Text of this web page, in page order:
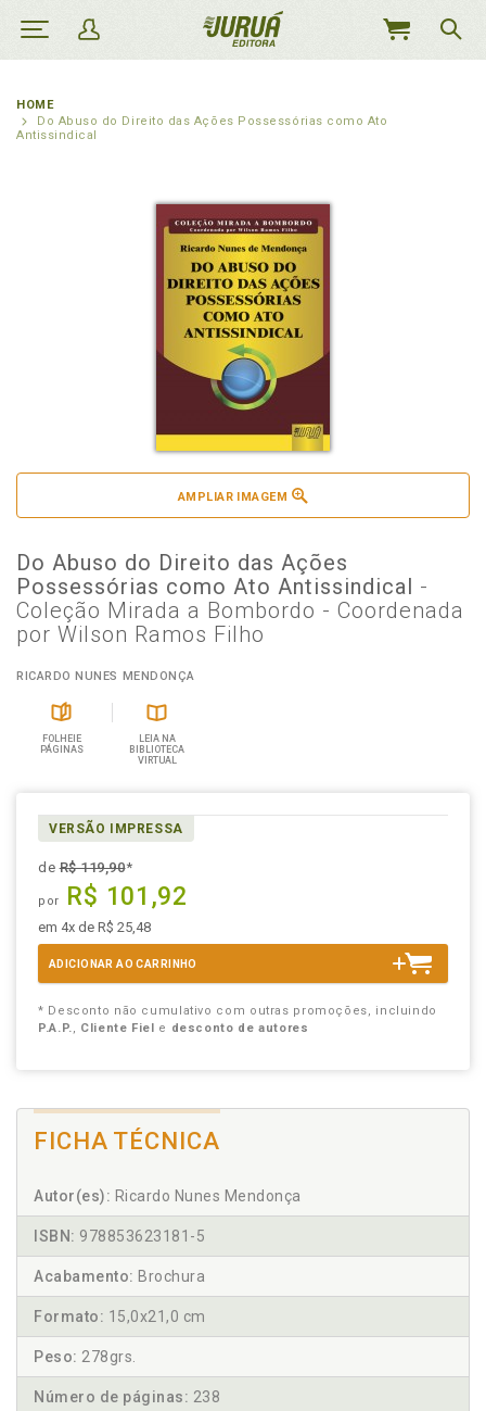
MEU
HOME
Do Abuso do Direito das Ações Possessórias como Ato
Antissindical
AMPLIAR IMAGEM
Do Abuso do Direito das Ações
Possessórias como Ato Antissindical -
Coleção Mirada a Bombordo - Coordenada
por Wilson Ramos Filho
RICARDO NUNES MENDONÇA
FOLHEIE
PÁGINAS
LEIA NA
BIBLIOTECA
VIRTUAL
VERSÃO IMPRESSA
deR$ 119,90*
por R$ 101,92
em 4x de R$ 25,48
ADICIONAR AO CARRINHO
* Desconto não cumulativo com outras promoções, incluindo
P.A.P., Cliente Fiel e desconto de autores
FICHA TÉCNICA
Autor(es): Ricardo Nunes Mendonça
ISBN: 978853623181-5
Acabamento: Brochura
Formato: 15,0x21,0 cm
Peso: 278grs.
Número de páginas: 238